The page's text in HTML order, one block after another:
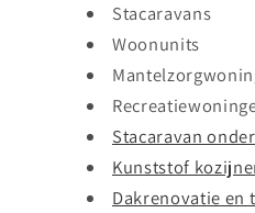
Stacaravans
Woonunits
Stacaravan
Kunststof
Dakrenovatie en